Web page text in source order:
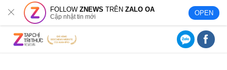
FOLLOWZNEWS TRÊNZALO OA
Cập nhật tin mới OPEN